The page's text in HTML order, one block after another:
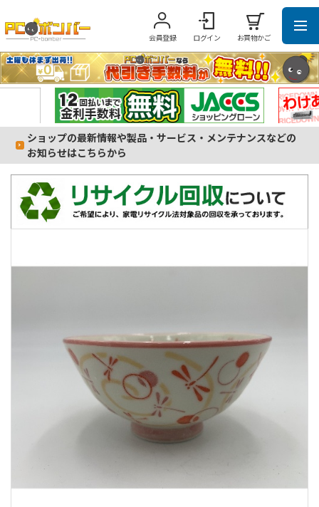
会員登録 ログイン お買物かご
ショップの最新情報や製品・サービス・メンテナンスなどの
お知らせはこちらから